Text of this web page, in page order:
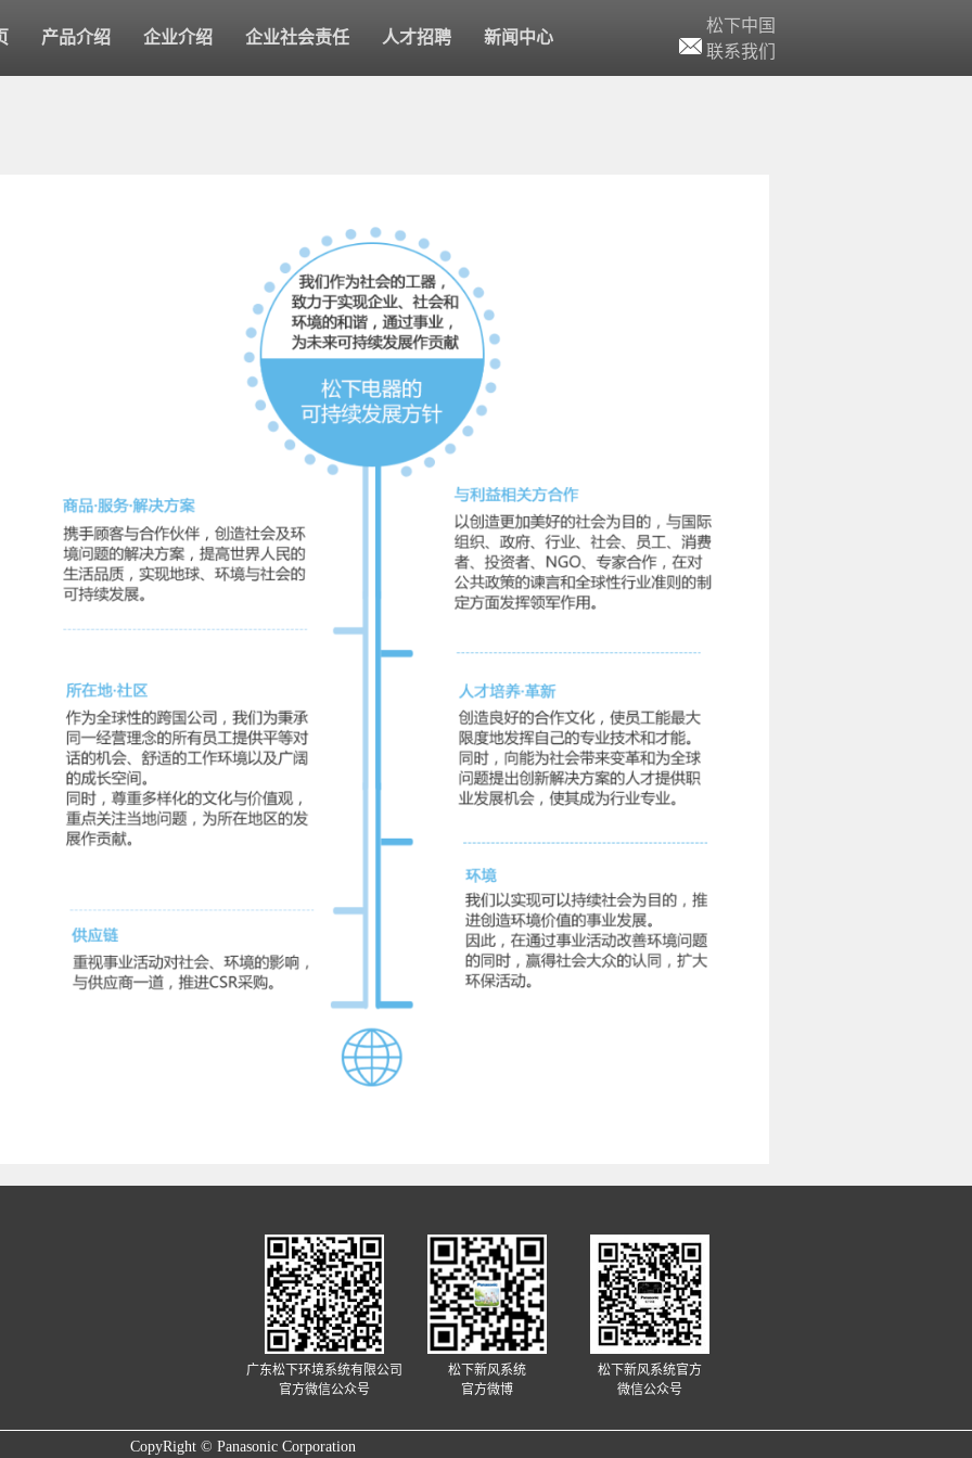
产品介绍 企业介绍 企业社会责任 人才招聘 新闻中心
松下中国
联系我们
广东松下环境系统有限公司
官方微信公众号
松下新风系统
官方微博
松下新风系统官方
微信公众号
CopyRight © Panasonic Corporation